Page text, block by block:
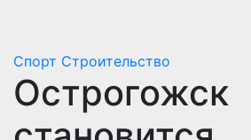
Спорт Строительство
Острогожск